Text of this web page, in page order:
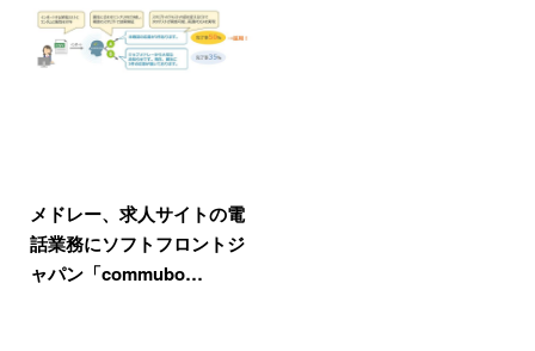
メドレー、求人サイトの電
話業務にソフトフロントジ
ャパン「commubo…